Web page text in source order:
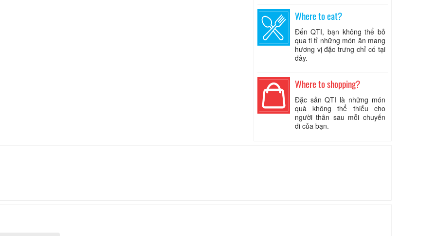
Where to eat?
Đến QTI, bạn không thể bỏ
qua ti tỉ những món ăn mang
hương vị đặc trưng chỉ có tại
đây.
Where to shopping?
Đặc sản QTI là những món
quà không thể thiếu cho
người thân sau mỗi chuyến
đi của bạn.